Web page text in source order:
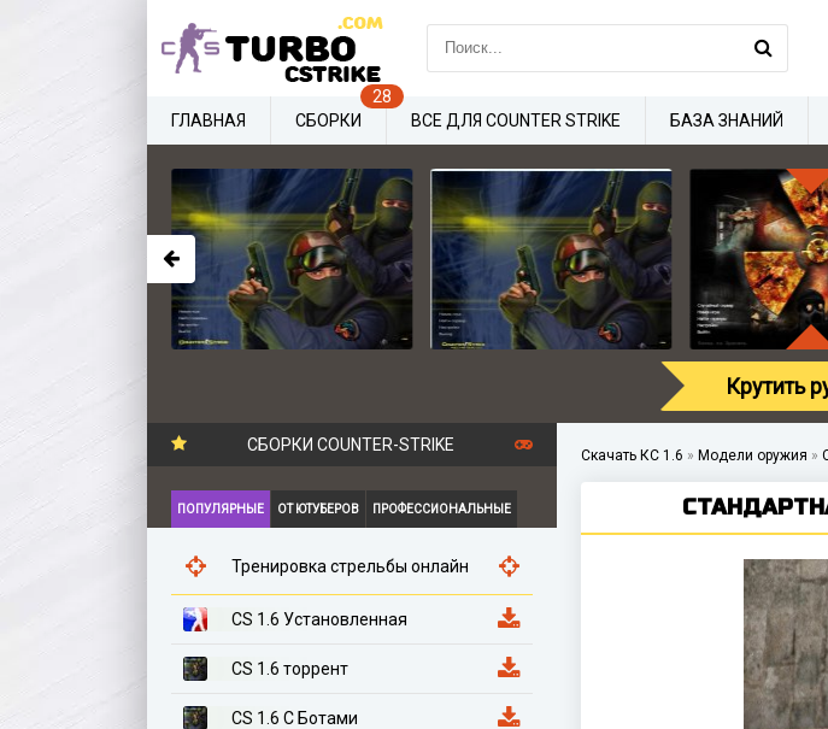
Скачать КС 1.6 » Модели оружия »
СБОРКИ COUNTER-STRIKE
ПОПУЛЯРНЫЕ ОТ ЮТУБЕРОВ ПРОФЕССИОНАЛЬНЫЕ
Тренировка стрельбы онлайн
CS 1.6 Установленная
CS 1.6 торрент
CS 1.6 С Ботами
ГЛАВНАЯ СБОРКИ ВСЕ ДЛЯ COUNTER STRIKE БАЗА ЗНАНИЙ
Крутить